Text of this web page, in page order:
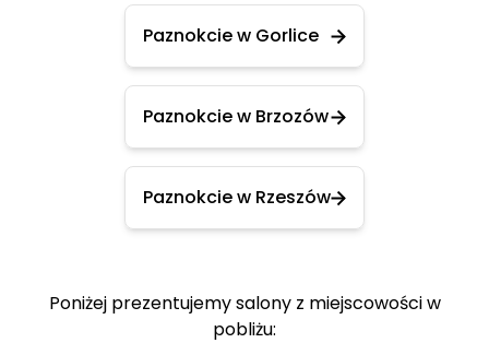
Paznokcie w Gorlice
Paznokcie w Brzozów
Paznokcie w Rzeszów
Poniżej prezentujemy salony z miejscowości w
pobliżu: